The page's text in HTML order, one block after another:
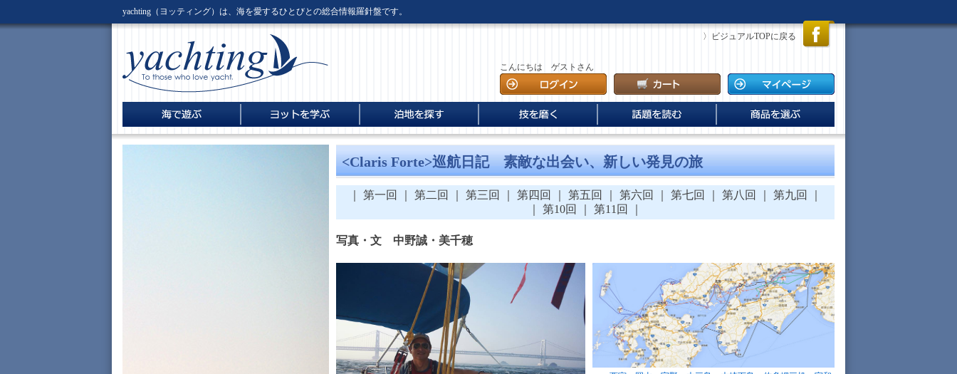
yachting（ヨッティング）は、海を愛するひとびとの総合情報羅針盤です。
〉ビジュアルTOPに戻る
こんにちは ゲストさん
新着情報
海の仲間
海の仲間・伊勢志摩巡航記
体験セーリングで楽しさ実
ディンギーを安全に
林 賢之輔 ヨット塾
電子書籍版
外洋ヨットの選び方 全国海の駅 案内
全国マリーナ・海の駅探訪
＜Claris Forte＞巡航日記
電子書籍版
動画で覚える「14」の
ロープワーク
外洋ヨットを乗りこなせ
セイリングクルーザーメソ
The 35th America‘s Cup
“Cup”は再び南半球へ
海外通信
海人伝説・レジェンドの軌
跡
インタビュー
あるオールドソルティの追
憶
オンラインショップ
電子書籍出版のご案内
新規入会案内・プレゼント
<Claris Forte>巡航日記 素敵な出会い、新しい発見の旅
第一回 第二回 第三回 第四回 第五回 第六回 第七回 第八回 第九回
第10回 第11回
写真・文 中野誠・美千穂